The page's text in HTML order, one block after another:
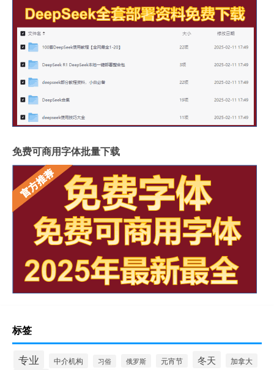
免费可商用字体批量下载
标签
专业 中介机构 习俗 俄罗斯 元宵节 冬天 加拿大